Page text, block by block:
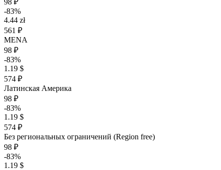
98 ₽
-83%
4.44 zł
561 ₽
MENA
98 ₽
-83%
1.19 $
574 ₽
Латинская Америка
98 ₽
-83%
1.19 $
574 ₽
Без региональных ограничений (Region free)
98 ₽
-83%
1.19 $